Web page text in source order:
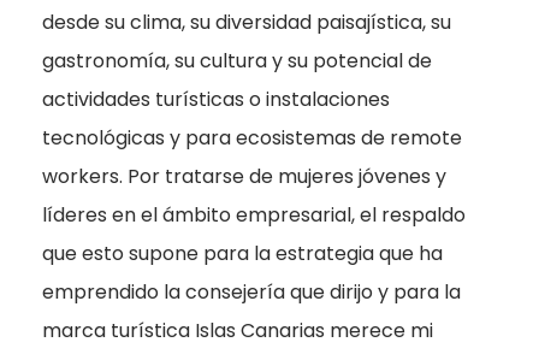
desde su clima, su diversidad paisajística, su
gastronomía, su cultura y su potencial de
actividades turísticas o instalaciones
tecnológicas y para ecosistemas de remote
workers. Por tratarse de mujeres jóvenes y
líderes en el ámbito empresarial, el respaldo
que esto supone para la estrategia que ha
emprendido la consejería que dirijo y para la
marca turística Islas Canarias merece mi